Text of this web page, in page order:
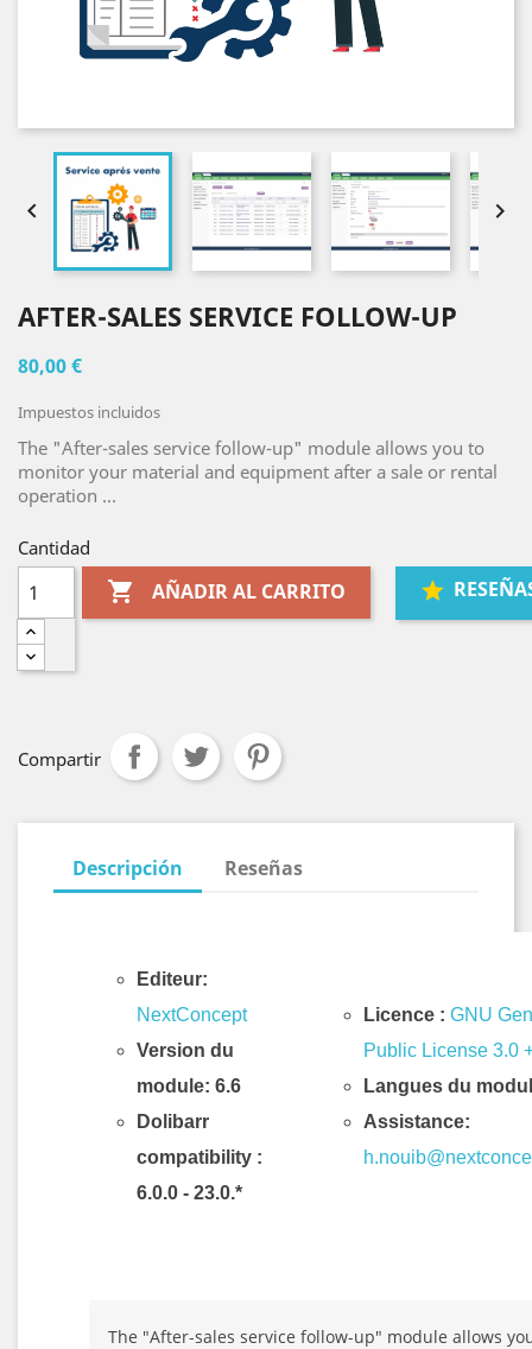
 
AFTER-SALES SERVICE FOLLOW-UP
80,00 €
Impuestos incluidos
The "After-sales service follow-up" module allows you to
monitor your material and equipment after a sale or rental
operation ...
Cantidad
 AÑADIR AL CARRITO
Compartir
Descripción Reseñas
Editeur:
NextConcept
Version du
module: 6.6
Dolibarr
compatibility :
6.0.0 - 23.0.*
Licence : GNU
Public License 3.0
Langues du
Assistance:
The "After-sales service follow-up" module allows